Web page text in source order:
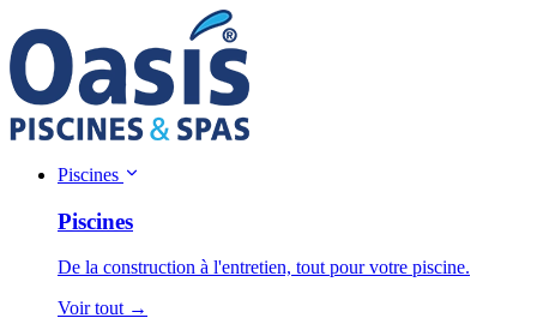
Piscines
Piscines
De la construction à l'entretien, tout pour votre piscine.
Voir tout →